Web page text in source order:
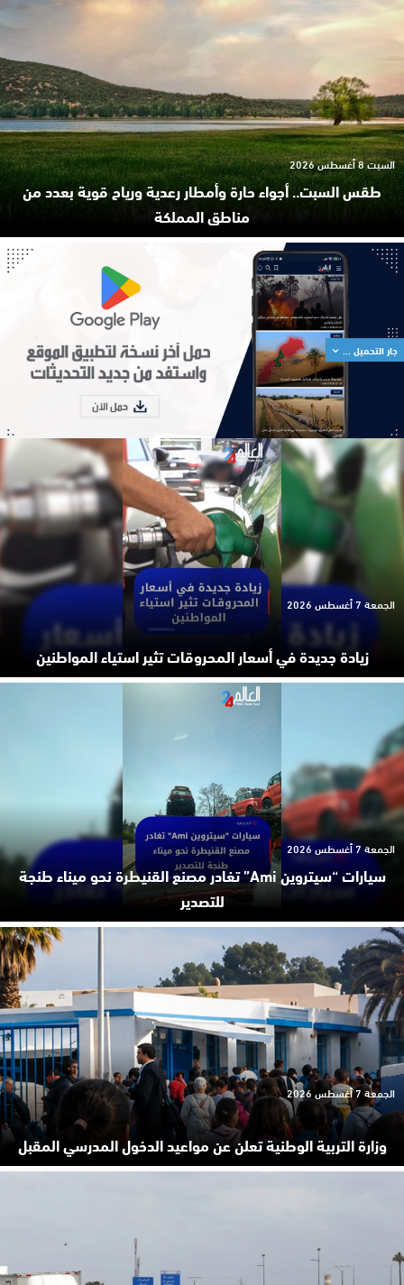
طقس السبت.. أجواء حارة وأمطار رعدية ورياح قوية بعدد من
مناطق المملكة
السبت 8 أغسطس 2026
زيادة جديدة في أسعار المحروقات تثير استياء المواطنين
الجمعة 7 أغسطس 2026
سيارات “سيتروين Ami” تغادر مصنع القنيطرة نحو ميناء طنجة
للتصدير
الجمعة 7 أغسطس 2026
وزارة التربية الوطنية تعلن عن مواعيد الدخول المدرسي المقبل
الجمعة 7 أغسطس 2026
جار التحميل ...